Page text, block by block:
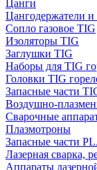
Цанги
Цангодержатели и
Сопло газовое TIG
Изоляторы TIG
Заглушки TIG
Наборы для TIG
Головки TIG
Запасные части
Воздушно-
Сварочные
Плазмотроны
Запасные части
Лазерная сварка,
Аппараты